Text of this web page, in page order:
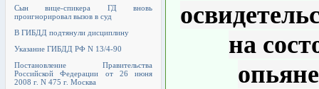
Сын вице-спикера ГД вновь
проигнорировал вызов в суд
В ГИБДД подтянули дисциплину
Указание ГИБДД РФ N 13/4-90
Постановление Правительства
Российской Федерации от 26 июня
2008 г. N 475 г. Москва
на